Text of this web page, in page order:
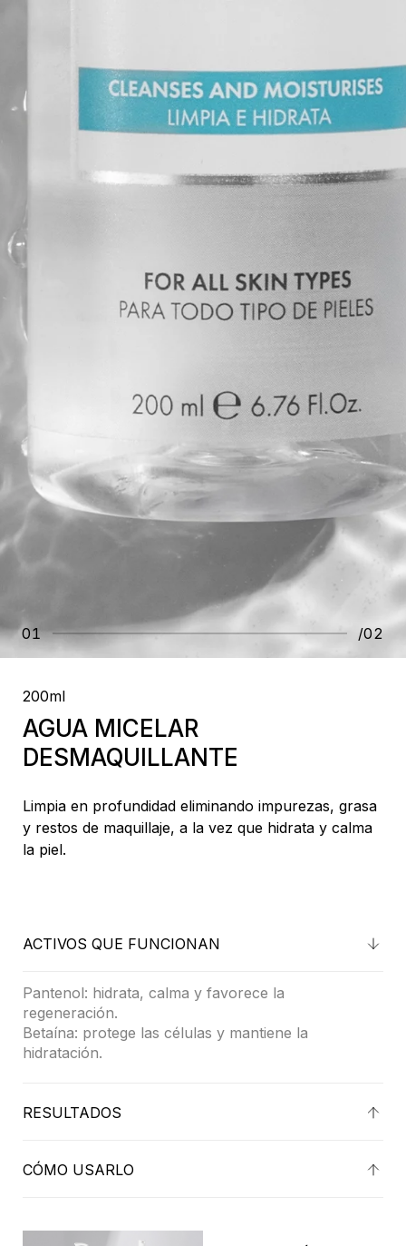
01 /02
200ml
AGUA MICELAR
DESMAQUILLANTE
Limpia en profundidad eliminando impurezas, grasa
y restos de maquillaje, a la vez que hidrata y calma
la piel.
ACTIVOS QUE FUNCIONAN
Pantenol: hidrata, calma y favorece la
regeneración.
Betaína: protege las células y mantiene la
hidratación.
RESULTADOS
CÓMO USARLO
No necesita aclarado.